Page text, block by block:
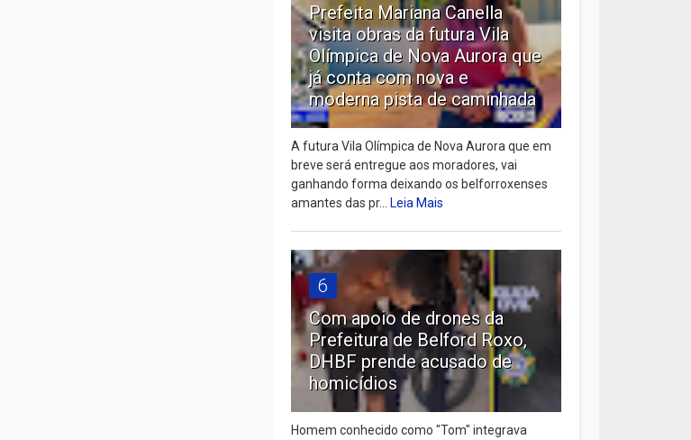
Prefeita Mariana Canella
visita obras da futura Vila
Olímpica de Nova Aurora que
já conta com nova e
moderna pista de caminhada
A futura Vila Olímpica de Nova Aurora que em
breve será entregue aos moradores, vai
ganhando forma deixando os belforroxenses
amantes das pr...Leia Mais
6
Com apoio de drones da
Prefeitura de Belford Roxo,
DHBF prende acusado de
homicídios
Homem conhecido como "Tom" integrava